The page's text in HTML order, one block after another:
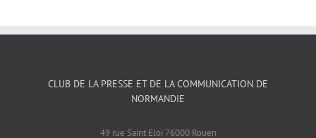
CLUB DE LA PRESSE ET DE LA COMMUNICATION DE
NORMANDIE
49 rue Saint Eloi 76000 Rouen